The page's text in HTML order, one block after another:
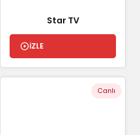
Star TV
İZLE
Canlı